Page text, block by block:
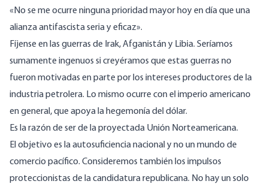
«No se me ocurre ninguna prioridad mayor hoy en día que una
alianza antifascista seria y eficaz».
Fíjense en las guerras de Irak, Afganistán y Libia. Seríamos
sumamente ingenuos si creyéramos que estas guerras no
fueron motivadas en parte por los intereses productores de la
industria petrolera. Lo mismo ocurre con el imperio americano
en general, que apoya la hegemonía del dólar.
Es la razón de ser de la proyectada Unión Norteamericana.
El objetivo es la autosuficiencia nacional y no un mundo de
comercio pacífico. Consideremos también los impulsos
proteccionistas de la candidatura republicana. No hay un solo